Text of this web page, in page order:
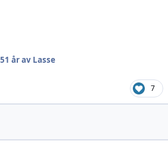
1 årav Lasse
7